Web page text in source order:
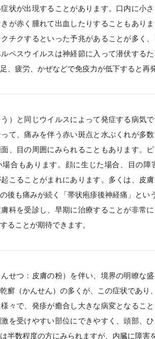
状が出現することがあります。口内に小
が赤く腫れて出血したりすることもあり
チクするといった予兆があることが多く
ペスウイルスは神経節に入って潜伏する
、疲労、かぜなどで免疫力が低下すると再
）と同じウイルスによって発症する病気
て、痛みを伴う赤い斑点と水ぶくれが多
、目の周囲にみられることもあります。
合もあります。顔に生じた場合、目の
こることがまれにあります。多くは、皮
後も痛みが続く「帯状疱疹後神経痛」とい
科を受診し、早期に治療することが非常
ることが期待できます。
せつ：皮膚の粉）を伴い、境界の明瞭な
癬（かんせん）の多くが、この症状であり
々で、発疹が癒合し大きな病変となるこ
を受けやすい部位にできやすく、頭部、
半数程度の方にみられますが、内臓に障害